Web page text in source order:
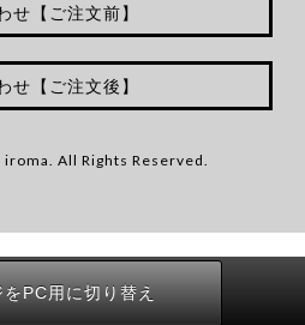
せ【ご注文前】
せ【ご注文後】
All Rights Reserved.
PC用に切り替え